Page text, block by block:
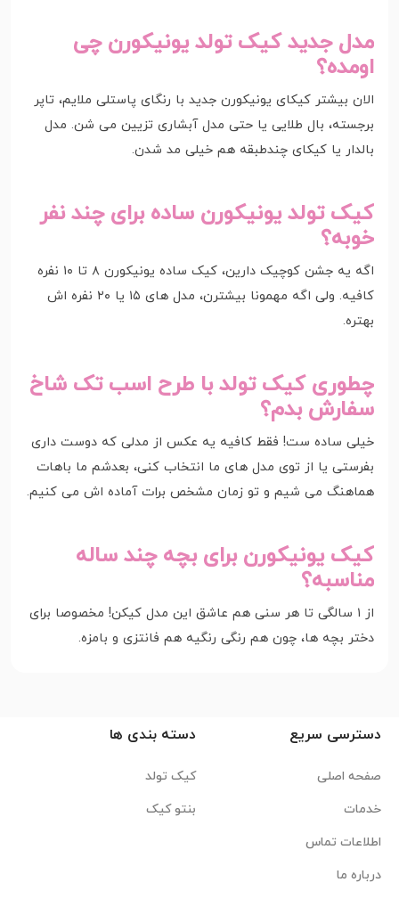
مدل جدید کیک تولد یونیکورن چی
اومده؟
الان بیشتر کیکای یونیکورن جدید با رنگای پاستلی ملایم، تاپر
برجسته، بال طلایی یا حتی مدل آبشاری تزیین می شن. مدل
بالدار یا کیکای چندطبقه هم خیلی مد شدن.
کیک تولد یونیکورن ساده برای چند نفر
خوبه؟
اگه یه جشن کوچیک دارین، کیک ساده یونیکورن ۸ تا ۱۰ نفره
کافیه. ولی اگه مهمونا بیشترن، مدل های ۱۵ یا ۲۰ نفره اش
بهتره.
چطوری کیک تولد با طرح اسب تک شاخ
سفارش بدم؟
خیلی ساده ست! فقط کافیه یه عکس از مدلی که دوست داری
بفرستی یا از توی مدل های ما انتخاب کنی، بعدشم ما باهات
هماهنگ می شیم و تو زمان مشخص برات آماده اش می کنیم.
کیک یونیکورن برای بچه چند ساله
مناسبه؟
از ۱ سالگی تا هر سنی هم عاشق این مدل کیکن! مخصوصا برای
دختر بچه ها، چون هم رنگی رنگیه هم فانتزی و بامزه.
دسترسی سریع
صفحه اصلی
خدمات
اطلاعات تماس
درباره ما
دسته بندی ها
کیک تولد
بنتو کیک